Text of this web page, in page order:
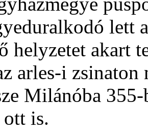
lett
helyzetet akart
arles-i
Milánóba
ott is.